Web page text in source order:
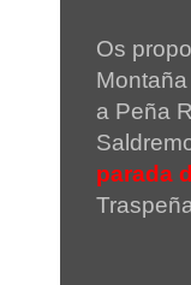
Os
a Peña
parada